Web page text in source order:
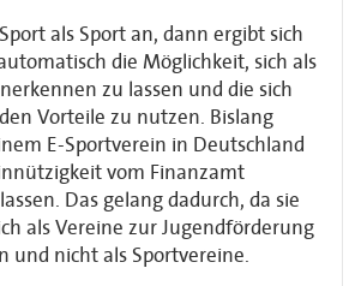
als Sport an, dann ergibt sich
die Möglichkeit, sich als
zu lassen und die sich
Vorteile zu nutzen. Bislang
E-Sportverein in Deutschland
vom Finanzamt
Das gelang dadurch, da sie
als Vereine zur Jugendförderung
und nicht als Sportvereine.